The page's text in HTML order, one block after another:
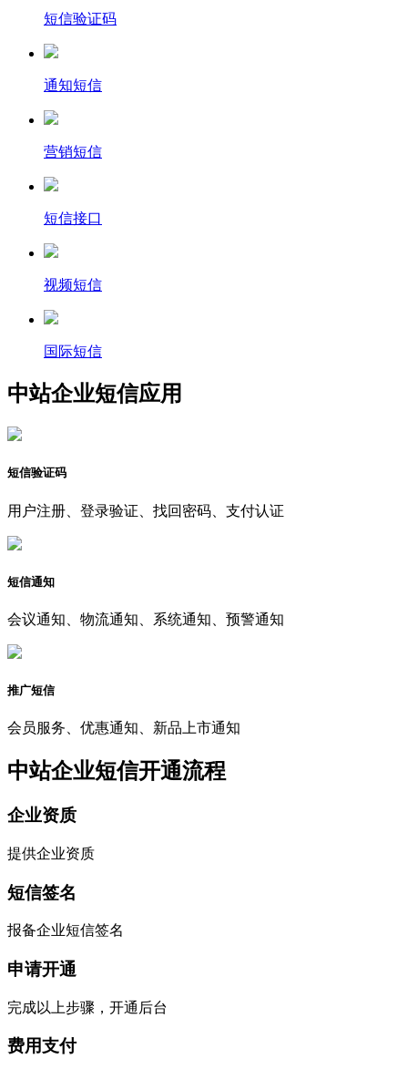
短信验证码
通知短信
营销短信
短信接口
视频短信
国际短信
中站企业短信应用
短信验证码
用户注册、登录验证、找回密码、支付认证
短信通知
会议通知、物流通知、系统通知、预警通知
推广短信
会员服务、优惠通知、新品上市通知
中站企业短信开通流程
企业资质
提供企业资质
短信签名
报备企业短信签名
申请开通
完成以上步骤，开通后台
费用支付